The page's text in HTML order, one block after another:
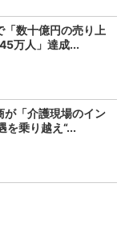
数十億円の売り上
万人」達成...
が「介護現場のイン
乗り越え“...